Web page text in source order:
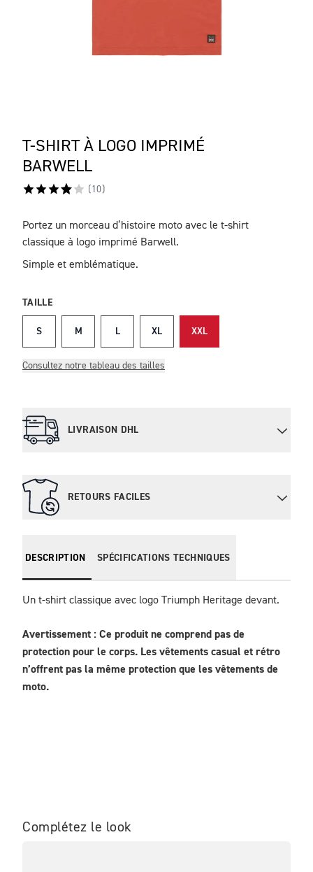
T-SHIRT À LOGO IMPRIMÉ
BARWELL
( 10)
DESCRIPTION
Portez un morceau d’histoire moto avec le t-shirt
classique à logo imprimé Barwell.
Simple et emblématique.
TAILLE
S M L XL XXL
Consultez notre tableau des tailles
LIVRAISON DHL
RETOURS FACILES
DESCRIPTION SPÉCIFICATIONS TECHNIQUES
Un t-shirt classique avec logo Triumph Heritage devant.
Avertissement : Ce produit ne comprend pas de
protection pour le corps. Les vêtements casual et rétro
n’offrent pas la même protection que les vêtements de
moto.
Complétez le look